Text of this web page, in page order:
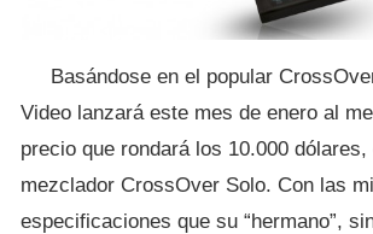
Basándose en el popular
Video lanzará este mes de enero al
precio que rondará los 10.000 dólares,
mezclador CrossOver Solo. Con las
especificaciones que su “hermano”,